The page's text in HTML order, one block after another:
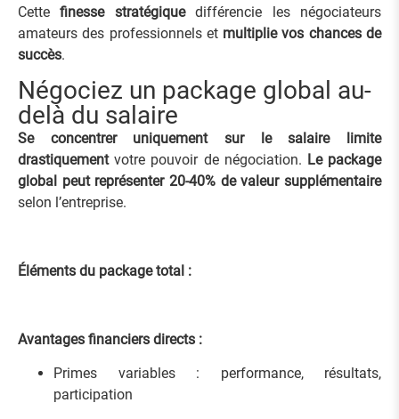
Cettefinesse stratégiquedifférencie les négociateurs
amateurs des professionnels et multiplie vos chances de
succès.
Négociez un package global au-
delà du salaire
Se concentrer uniquement sur le salaire limite
drastiquementvotre pouvoir de négociation. Le package
global peut représenter 20-40% de valeur supplémentaire
selon l’entreprise.
Éléments du package total :
Avantages financiers directs :
Primes variables : performance, résultats,
participation